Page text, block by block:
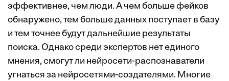
эффективнее, чем люди. А чем больше фейков
обнаружено, тем больше данных поступает в базу
и тем точнее будут дальнейшие результаты
поиска. Однако среди экспертов нет единого
мнения, смогут ли нейросети-распознаватели
угнаться за нейросетями-создателями. Многие